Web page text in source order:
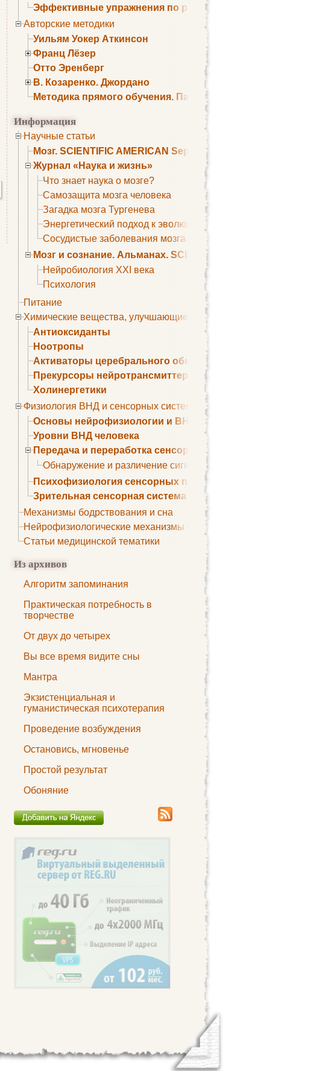
Эффективные упражнения по развитию памяти
Авторские методики
Уильям Уокер Аткинсон
Франц Лёзер
Отто Эренберг
В. Козаренко. Джордано
Методика прямого обучения. Пауль Шелли
Информация
Научные статьи
Мозг. SCIENTIFIC AMERICAN September 1979
Журнал «Наука и жизнь»
Что знает наука о мозге?
Самозащита мозга человека
Загадка мозга Тургенева
Энергетический подход к эволюции мозга
Сосудистые заболевания мозга. Все может начаться с
Мозг и сознание. Альманах. SCIENTIFIC AMERICAN
Нейробиология XXI века
Психология
Питание
Химические вещества, улучшающие умственные способности
Антиоксиданты
Ноотропы
Активаторы церебрального обмена веществ
Прекурсоры нейротрансмиттеров
Холинергетики
Физиология ВНД и сенсорных систем
Основы нейрофизиологии и ВНД
Уровни ВНД человека
Передача и переработка сенсорных сигналов
Обнаружение и различение сигналов. Сенсорная рецепция
Психофизиология сенсорных процессов
Зрительная сенсорная система
Механизмы бодрствования и сна
Нейрофизиологические механизмы сна
Статьи медицинской тематики
Из архивов
Алгоритм запоминания
Практическая потребность в
творчестве
От двух до четырех
Вы все время видите сны
Мантра
Экзистенциальная и
гуманистическая психотерапия
Проведение возбуждения
Остановись, мгновенье
Простой результат
Обоняние